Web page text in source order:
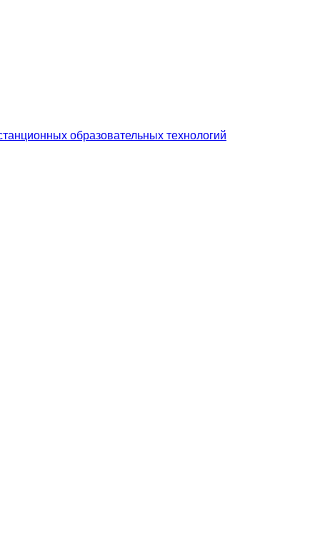
образовательных технологий